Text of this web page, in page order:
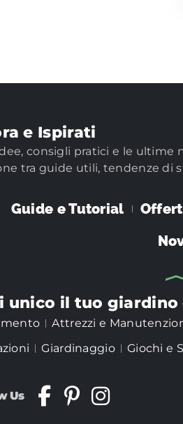
e Ispirati
consigli pratici e le ultime
tra guide utili, tendenze di
Guide e Tutorial
unico il tuo
Attrezzi e
Giardinaggio Giochi e
Us